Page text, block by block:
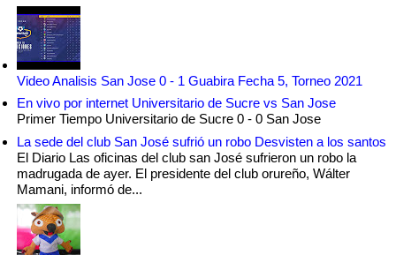
Video Analisis San Jose 0 - 1 Guabira Fecha 5, Torneo 2021
En vivo por internet Universitario de Sucre vs San Jose
Primer Tiempo Universitario de Sucre 0 - 0 San Jose
La sede del club San José sufrió un robo Desvisten a los santos
El Diario Las oficinas del club san José sufrieron un robo la
madrugada de ayer. El presidente del club orureño, Wálter
Mamani, informó de...